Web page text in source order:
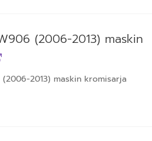
(2006-2013) maskin
2013) maskin kromisarja